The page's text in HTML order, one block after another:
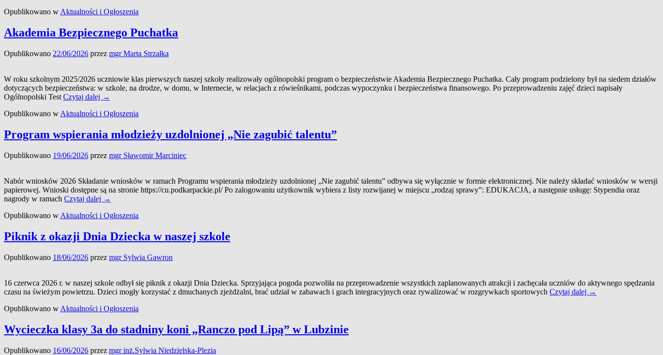
mądra
Opublikowano w Aktualności i Ogłoszenia
Akademia Bezpiecznego Puchatka
Opublikowano 22/06/2026 przez mgr Marta Strzałka
W roku szkolnym 2025/2026 uczniowie klas pierwszych naszej szkoły realizowały ogólnopolski program o bezpieczeństwie Akademia Bezpiecznego Puchatka. Cały program podzielony był na siedem działów
dotyczących bezpieczeństwa: w szkole, na drodze, w domu, w Internecie, w relacjach z rówieśnikami, podczas wypoczynku i bezpieczeństwa finansowego. Po przeprowadzeniu zajęć dzieci napisały
Ogólnopolski Test Czytaj dalej Akademia
Puchatka
→
Opublikowano w Aktualności i Ogłoszenia
Program wspierania młodzieży uzdolnionej „Nie zagubić talentu”
Opublikowano 19/06/2026 przez mgr Sławomir Marciniec
Nabór wniosków 2026 Składanie wniosków w ramach Programu wspierania młodzieży uzdolnionej „Nie zagubić talentu” odbywa się wyłącznie w formie elektronicznej. Nie należy składać wniosków w wersji
papierowej. Wnioski dostępne są na stronie https://cu.podkarpackie.pl/ Po zalogowaniu użytkownik wybiera z listy rozwijanej w miejscu „rodzaj sprawy”: EDUKACJA, a następnie usługę: Stypendia oraz
nagrody w ramach Czytaj dalej Program
młodzieży
„Nie
zagubić
→
Opublikowano w Aktualności i Ogłoszenia
Piknik z okazji Dnia Dziecka w naszej szkole
Opublikowano 18/06/2026 przez mgr Sylwia Gawron
16 czerwca 2026 r. w naszej szkole odbył się piknik z okazji Dnia Dziecka. Sprzyjająca pogoda pozwoliła na przeprowadzenie wszystkich zaplanowanych atrakcji i zachęcała uczniów do aktywnego spędzania
czasu na świeżym powietrzu. Dzieci mogły korzystać z dmuchanych zjeżdżalni, brać udział w zabawach i grach integracyjnych oraz rywalizować w rozgrywkach sportowych Czytaj dalej Piknik
→
Opublikowano w Aktualności i Ogłoszenia
Wycieczka klasy 3a do stadniny koni „Ranczo pod Lipą” w Lubzinie
Opublikowano 16/06/2026 przez mgr inż.Sylwia Niedzielska-Plezia